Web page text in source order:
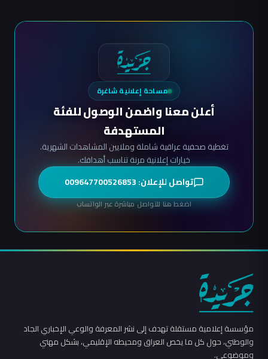
مساحة إعلانية شاغرة
أعلن معنا واضمن الوصول للفئة
المستهدفة
تغطية صحفية عراقية شاملة وملايين المشاهدات الشهرية.
خيارات إعلانية مرنة تناسب أهدافك.
تواصل للإعلان: 009647700526853
اضغط هنا للتواصل مباشرة عبر الواتساب
مؤسسة إعلامية مستقلة تهدف إلى نشر المعرفة والوعي الإخباري الجاد
والوطني، حول كل ما يخص العراق ومحيطه الإقليمي، بشكل مهني
وموضوعي.